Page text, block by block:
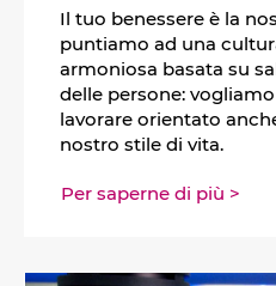
Il tuo benessere è la
puntiamo ad una
armoniosa basata su
delle persone:
lavorare orientato
nostro stile di vita.
Per saperne di più >